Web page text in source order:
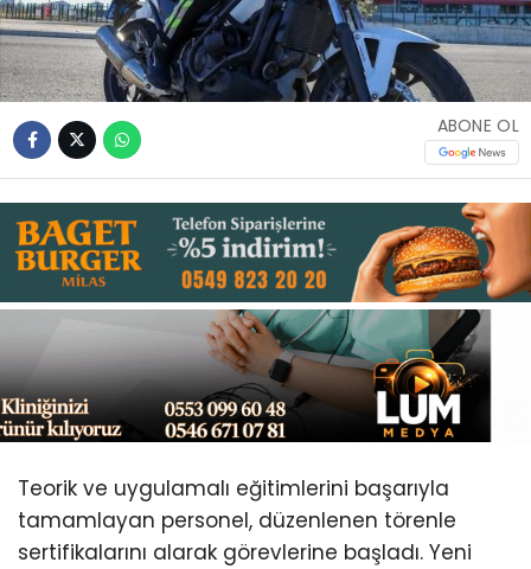
Facebook
Instagram
ABONE OL
Teorik ve uygulamalı eğitimlerini başarıyla
tamamlayan personel, düzenlenen törenle
sertifikalarını alarak görevlerine başladı. Yeni